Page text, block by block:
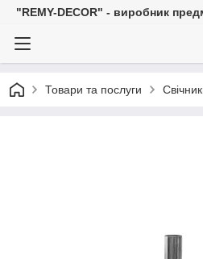
"REMY-DECOR" - виробник
Товари та послуги